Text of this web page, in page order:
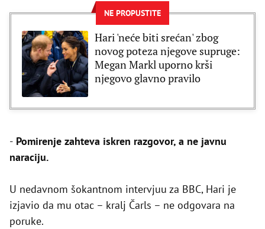
NE PROPUSTITE
Hari 'neće biti srećan' zbog
novog poteza njegove supruge:
Megan Markl uporno krši
njegovo glavno pravilo
- Pomirenje zahteva iskren razgovor, a ne javnu
naraciju.
U nedavnom šokantnom intervjuu za BBC, Hari je
izjavio da mu otac – kralj Čarls – ne odgovara na
poruke.